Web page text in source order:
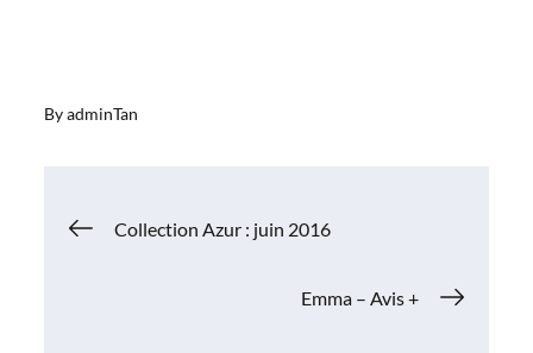
ByadminTan
Navigation
Collection Azur : juin 2016
Emma – Avis +